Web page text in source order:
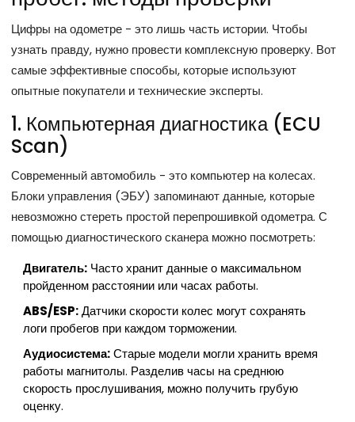
Цифры на одометре - это лишь часть истории. Чтобы
узнать правду, нужно провести комплексную проверку. Вот
самые эффективные способы, которые используют
опытные покупатели и технические эксперты.
1. Компьютерная диагностика (ECU
Scan)
Современный автомобиль - это компьютер на колесах.
Блоки управления (ЭБУ) запоминают данные, которые
невозможно стереть простой перепрошивкой одометра. С
помощью диагностического сканера можно посмотреть:
Двигатель: Часто хранит данные о максимальном
пройденном расстоянии или часах работы.
ABS/ESP:Датчики скорости колес могут сохранять
логи пробегов при каждом торможении.
Аудиосистема:Старые модели могли хранить время
работы магнитолы. Разделив часы на среднюю
скорость прослушивания, можно получить грубую
оценку.